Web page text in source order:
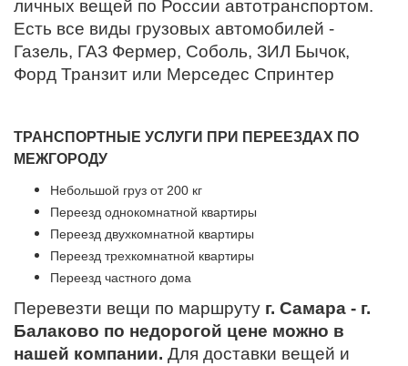
личных вещей по России автотранспортом.
Есть все виды грузовых автомобилей -
Газель, ГАЗ Фермер, Соболь, ЗИЛ Бычок,
Форд Транзит или Мерседес Спринтер
ТРАНСПОРТНЫЕ УСЛУГИ ПРИ ПЕРЕЕЗДАХ ПО
МЕЖГОРОДУ
Небольшой груз от 200 кг
Переезд однокомнатной квартиры
Переезд двухкомнатной квартиры
Переезд трехкомнатной квартиры
Переезд частного дома
Перевезти вещи по маршруту г. Самара - г.
Балаково по недорогой цене можно в
нашей компании. Для доставки вещей и